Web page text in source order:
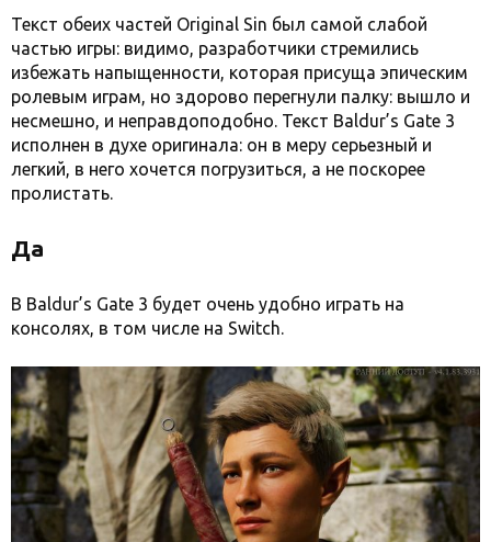
Текст обеих частей Original Sin был самой слабой
частью игры: видимо, разработчики стремились
избежать напыщенности, которая присуща эпическим
ролевым играм, но здорово перегнули палку: вышло и
несмешно, и неправдоподобно. Текст Baldur’s Gate 3
исполнен в духе оригинала: он в меру серьезный и
легкий, в него хочется погрузиться, а не поскорее
пролистать.
Да
В Baldur’s Gate 3 будет очень удобно играть на
консолях, в том числе на Switch.